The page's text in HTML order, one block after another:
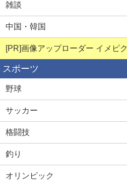
雑談
中国・韓国
[PR]画像アップローダー イメピク
スポーツ
野球
サッカー
格闘技
釣り
オリンピック